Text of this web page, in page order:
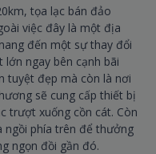
tọa lạc bán đảo
việc đây là một địa
đến một sự thay đổi
ngay bên cạnh bãi
tuyệt đẹp mà còn là nơi
sẽ cung cấp thiết bị
trượt xuống cồn cát. Còn
ngồi phía trên để thưởng
ngọn đồi gần đó.